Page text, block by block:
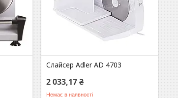
Слайсер Adler AD 4703
2 033,17 ₴
Немає в наявності